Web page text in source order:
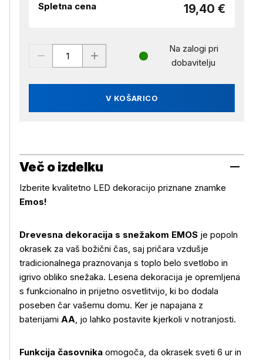
Spletna cena 19,40 €
V KOŠARICO
Na zalogi pri
dobavitelju
Več o izdelku
Izberite kvalitetno LED dekoracijo priznane znamke
Emos!
Drevesna dekoracija s snežakom EMOS je popoln
okrasek za vaš božični čas, saj pričara vzdušje
tradicionalnega praznovanja s toplo belo svetlobo in
igrivo obliko snežaka. Lesena dekoracija je opremljena
s funkcionalno in prijetno osvetlitvijo, ki bo dodala
poseben čar vašemu domu. Ker je napajana z
baterijami AA, jo lahko postavite kjerkoli v notranjosti.
Funkcija časovnika omogoča, da okrasek sveti 6 ur in